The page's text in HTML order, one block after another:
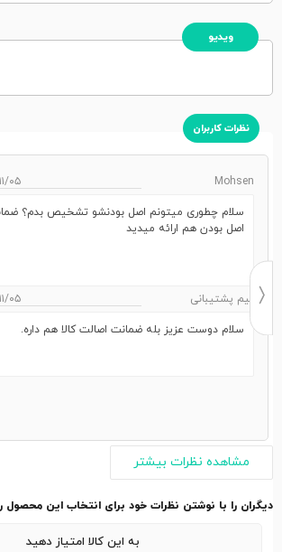
ویدیو
نظرات کاربران
Mohsen
سلام چطوری میتونم اصل بودنشو تشخیص بدم؟
اصل بودن هم ارائه میدید
تیم پشتیبانی
سلام دوست عزیز بله ضمانت اصالت کالا هم داره.
مشاهده نظرات بیشتر
دیگران را با نوشتن نظرات خود برای انتخاب این محصول
به این کالا امتیاز دهید